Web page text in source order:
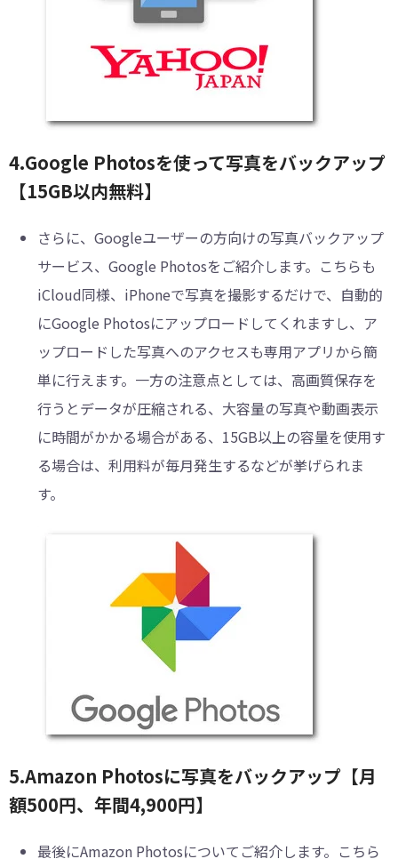
4.Google Photosを使って写真をバックアップ
【15GB以内無料】
さらに、Googleユーザーの方向けの写真バックアップ
サービス、Google Photosをご紹介します。こちらも
iCloud同様、iPhoneで写真を撮影するだけで、自動的
にGoogle Photosにアップロードしてくれますし、ア
ップロードした写真へのアクセスも専用アプリから簡
単に行えます。一方の注意点としては、高画質保存を
行うとデータが圧縮される、大容量の写真や動画表示
に時間がかかる場合がある、15GB以上の容量を使用す
る場合は、利用料が毎月発生するなどが挙げられま
す。
5.Amazon Photosに写真をバックアップ【月
額500円、年間4,900円】
最後にAmazon Photosについてご紹介します。こちら